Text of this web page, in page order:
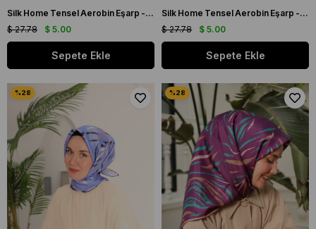
Silk Home Tensel Aerobin Eşarp - 77001 - 00 Açık Vizon
$ 5.00
$ 27.78
Sepete Ekle
Silk Home Tensel Aerobin Eşarp - 77001 - 00 Açık Krem
$ 5.00
$ 27.78
Sepete Ekle